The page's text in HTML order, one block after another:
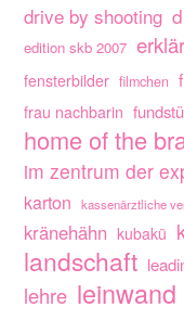
drive by shooting
edition skb 2007
fensterbilder filmchen
frau nachbarin
home of the
im zentrum der
karton kassenärztliche
kränehähn kubakü
landschaft
lehre leinwand